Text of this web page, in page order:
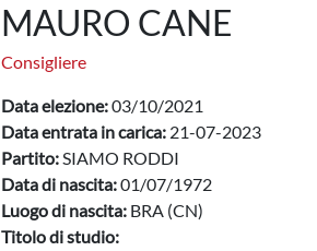
MAURO CANE
Consigliere
Data elezione:03/10/2021
Data entrata in carica: 21-07-2023
Partito:SIAMO RODDI
Data di nascita:01/07/1972
Luogo di nascita: BRA (CN)
Titolo di studio: